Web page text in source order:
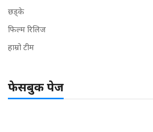
छड्के
फिल्म रिलिज
हाम्रो टीम
फेसबुक पेज